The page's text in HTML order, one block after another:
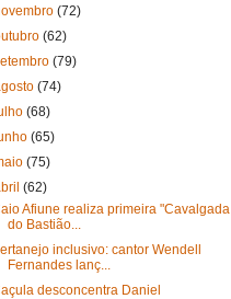
(72)
(62)
(79)
(74)
(68)
(65)
(75)
(62)
Afiune realiza primeira "Cavalgada
do Bastião...
inclusivo: cantor Wendell
Fernandes lanç...
desconcentra Daniel